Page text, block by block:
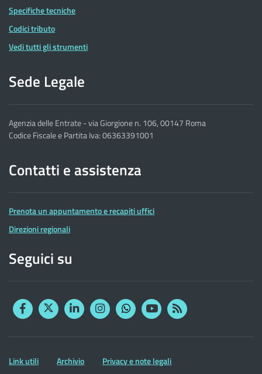
Specifiche tecniche
Codici tributo
Vedi tutti gli strumenti
Sede Legale
Agenzia delle Entrate - via Giorgione n. 106, 00147 Roma
Codice Fiscale e Partita Iva: 06363391001
Contatti e assistenza
Prenota un appuntamento e recapiti uffici
Direzioni regionali
Seguici su
FacebookTwitterLinkedinInstagram
YouTubeRSS
Altre
Link utili Archivio
Privacy e note legali